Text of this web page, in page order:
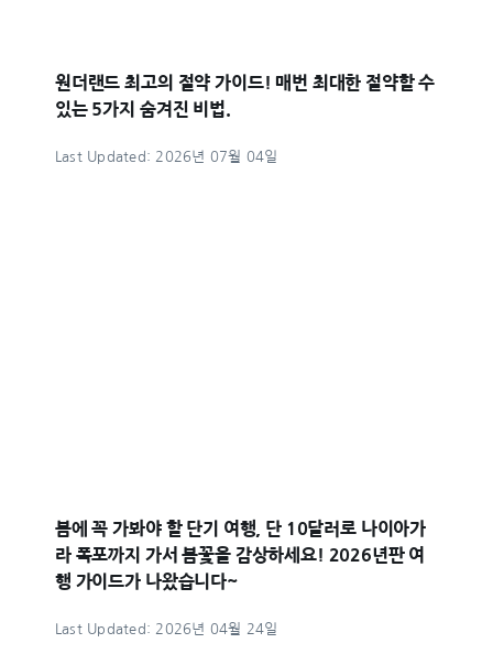
원더랜드 최고의 절약 가이드! 매번 최대한 절약할 수
있는 5가지 숨겨진 비법.
Last Updated: 2026년 07월 04일
봄에 꼭 가봐야 할 단기 여행, 단 10달러로 나이아가
라 폭포까지 가서 봄꽃을 감상하세요! 2026년판 여
행 가이드가 나왔습니다~
Last Updated: 2026년 04월 24일